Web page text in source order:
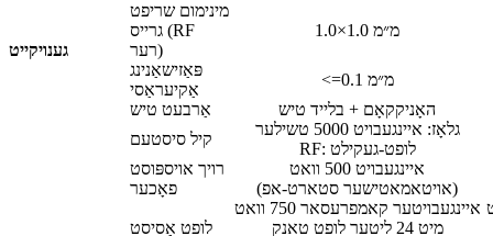
גענויקייט
מינימום שריפט
גרייס (RF
רער)
1.0×1.0 מ״מ
פּאַזישאַנינג
אַקיעראַסי
<=0.1 מ״מ
אַרבעט טיש
האָניקקאָם + בלייד טיש
קיל סיסטעם
גלאָז: איינגעבויט 5000 טשילער
RF: לופט-געקילט
רויך אויספּוסט
פאָכער
איינגעבויט 500 וואט
(אויטאמאטישער סטארט-אפ)
לופט אַסיסט
איינגעבויטער קאמפרעסאר 750 וואט
מיט 24 ליטער לופט טאנק